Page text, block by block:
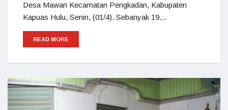
Desa Mawan Kecamatan Pengkadan, Kabupaten
Kapuas Hulu, Senin, (01/4). Sebanyak 19…
READ MORE